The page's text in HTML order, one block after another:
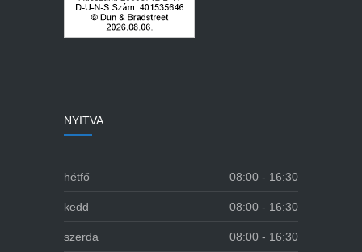
NYITVA
hétfő 08:00 - 16:30
kedd 08:00 - 16:30
szerda 08:00 - 16:30